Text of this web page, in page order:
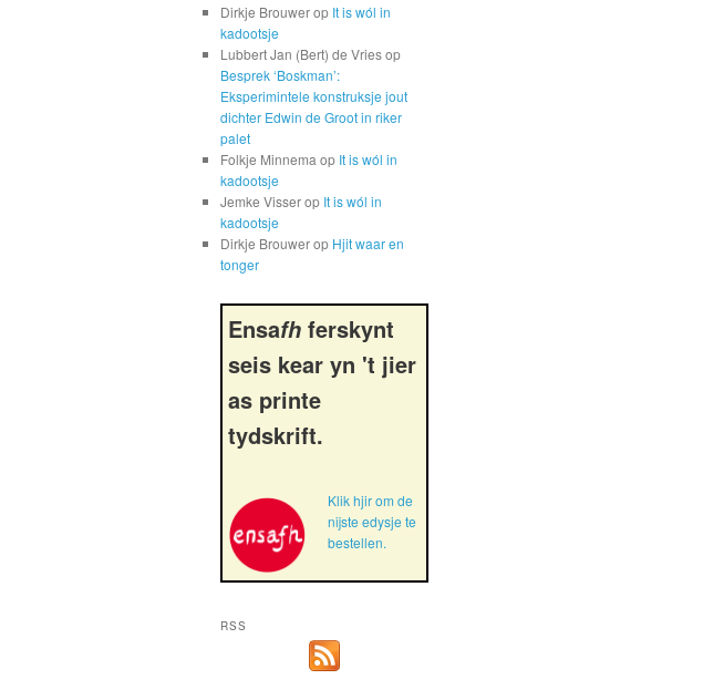
Dirkje Brouwerop It is wól in
kadootsje
Lubbert Jan (Bert) de Vriesop
Besprek ‘Boskman’:
Eksperimintele konstruksje jout
dichter Edwin de Groot in riker
palet
Folkje Minnema op It is wól in
kadootsje
Jemke Visserop It is wól in
kadootsje
Dirkje Brouwerop Hjit waar en
tonger
Ensafh ferskynt
seis kear yn 't jier
as printe
tydskrift.
Klik hjir om de
nijste edysje te
bestellen.
RSS